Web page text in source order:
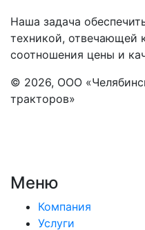
Наша задача
техникой, отвечающей
соотношения цены и
© 2026, ООО
тракторов»
Меню
Компания
Услуги